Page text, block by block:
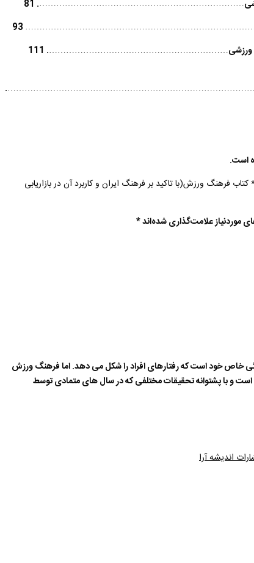
خاص خود است که رفتارهای افراد را شکل می دهد. اما فرهنگ ورزش
و با پشتوانه تحقیقات مختلفی که در سال های متمادی توسط
اندیشه آرا
ورزشی………………………………………………………………. 81
زنان ………………………………………………………………………… 93
ورزشی………………………………………………………. 111
است.
فرهنگ ورزش(با تاکید بر فرهنگ ایران و کاربرد آن در بازاریابی
موردنیاز علامت‌گذاری شده‌اند*